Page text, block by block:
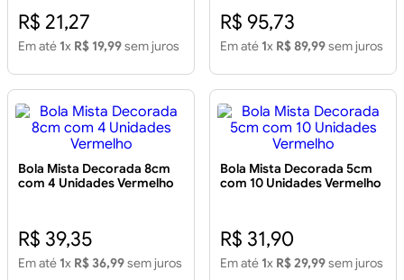
R$ 21,27
Em até 1x R$ 19,99sem juros
R$ 95,73
Em até 1x R$ 89,99sem juros
Bola Mista Decorada 8cm
com 4 Unidades Vermelho
R$ 39,35
Em até 1x R$ 36,99sem juros
Bola Mista Decorada 5cm
com 10 Unidades Vermelho
R$ 31,90
Em até 1x R$ 29,99sem juros